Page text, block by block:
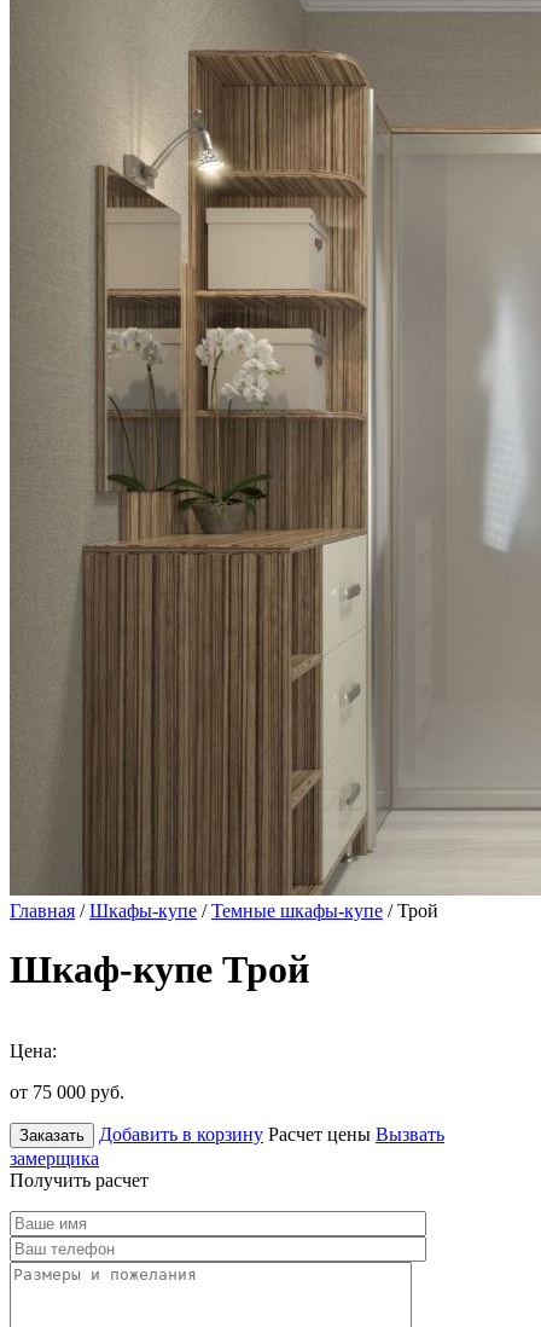
Главная /Шкафы-купе /Темные шкафы-купе / Трой
Шкаф-купе Трой
Цена:
от 75 000 руб.
Заказать Добавить в корзину Расчет цены Вызвать
замерщика
Получить расчет